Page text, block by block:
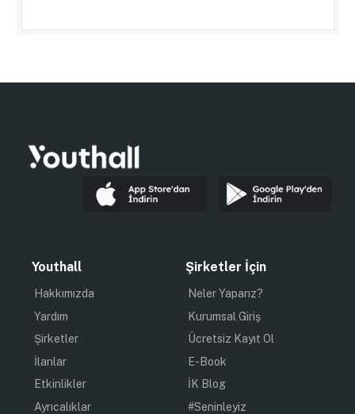
Youthall
Hakkımızda
Yardım
Şirketler
İlanlar
Etkinlikler
Ayrıcalıklar
Şirketler İçin
Neler Yaparız?
Kurumsal Giriş
Ücretsiz Kayıt Ol
E-Book
İK Blog
#Seninleyiz